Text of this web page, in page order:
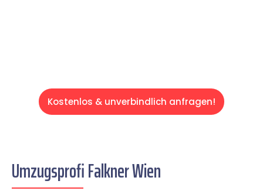
Kostenlos & unverbindlich anfragen!
Umzugsprofi Falkner Wien